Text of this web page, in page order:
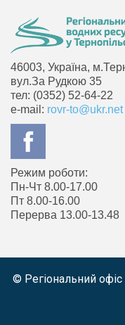
46003, Україна,
вул.За Рудкою 35
тел: (0352) 52-64-22
e-mail: rovr-to@ukr.net
Режим роботи:
Пн-Чт 8.00-17.00
Пт 8.00-16.00
Перерва 13.00-13.48
© Регіональний офіс